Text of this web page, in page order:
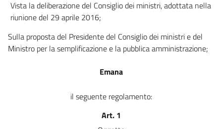
Vista la deliberazione del Consiglio dei ministri, adottata nella
riunione del 29 aprile 2016;
Sulla proposta del Presidente del Consiglio dei ministri e del
Ministro per la semplificazione e la pubblica amministrazione;
Emana
il seguente regolamento:
Art. 1